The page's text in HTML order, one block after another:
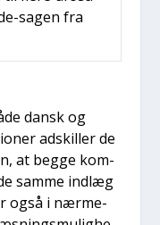
sagen fra
dansk og
adskil­ler de
at beg­ge kom­
sam­me ind­læg
også i nær­me­